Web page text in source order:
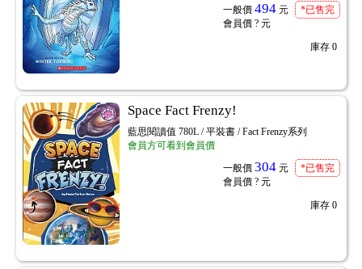
一般價 494元
會員價? 元
*已售完
庫存 0
Space Fact Frenzy!
藍思閱讀值 780L / 平裝書 / Fact Frenzy系列
會員方可看到會員價
一般價 304元
會員價? 元
*已售完
庫存 0